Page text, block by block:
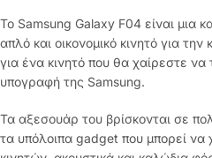
To Samsung Galaxy F04 είναι μια
απλό και οικονομικό κινητό για
για ένα κινητό που θα χαίρεστε να
υπογραφή της Samsung.
Τα αξεσουάρ του βρίσκονται σε
τα υπόλοιπα gadget που μπορεί να